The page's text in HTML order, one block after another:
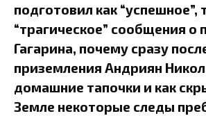
подготовил как “успешное”,
“трагическое” сообщения о
Гагарина, почему сразу
приземления Андриян
домашние тапочки и как
Земле некоторые следы